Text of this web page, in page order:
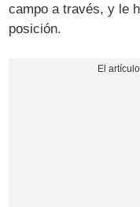
campo a través, y le
posición.